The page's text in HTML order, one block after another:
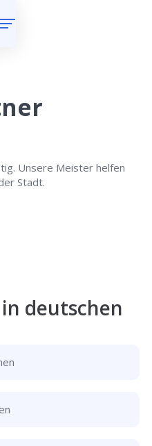
Unsere Meister helfen
Stadt.
deutschen